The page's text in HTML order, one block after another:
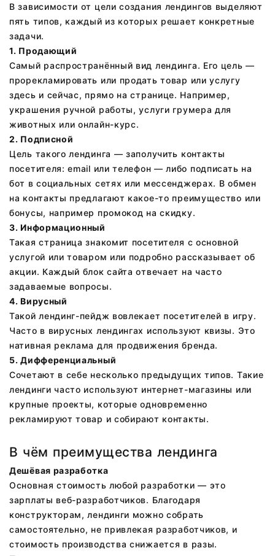
В зависимости от цели создания лендингов выделяют
пять типов, каждый из которых решает конкретные
задачи.
1. Продающий
Самый распространённый вид лендинга. Его цель —
прорекламировать или продать товар или услугу
здесь и сейчас, прямо на странице. Например,
украшения ручной работы, услуги грумера для
животных или онлайн-курс.
2. Подписной
Цель такого лендинга — заполучить контакты
посетителя: email или телефон — либо подписать на
бот в социальных сетях или мессенджерах. В обмен
на контакты предлагают какое-то преимущество или
бонусы, например промокод на скидку.
3. Информационный
Такая страница знакомит посетителя с основной
услугой или товаром или подробно рассказывает об
акции. Каждый блок сайта отвечает на часто
задаваемые вопросы.
4. Вирусный
Такой лендинг-пейдж вовлекает посетителей в игру.
Часто в вирусных лендингах используют квизы. Это
нативная реклама для продвижения бренда.
5. Дифференциальный
Сочетают в себе несколько предыдущих типов. Такие
лендинги часто используют интернет-магазины или
крупные проекты, которые одновременно
рекламируют товар и собирают контакты.
В чём преимущества лендинга
Дешёвая разработка
Основная стоимость любой разработки — это
зарплаты веб-разработчиков. Благодаря
конструкторам, лендинги можно собрать
самостоятельно, не привлекая разработчиков, и
стоимость производства снижается в разы.